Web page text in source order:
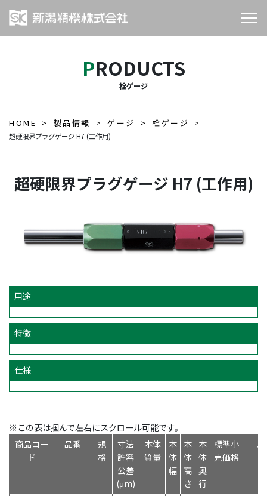
PRODUCTS
栓ゲージ
HOME 製品情報 ゲージ 栓ゲージ
超硬限界プラグゲージ H7 (工作用)
超硬限界プラグゲージ H7 (工作用)
用途
特徴
仕様
※この表は掴んで左右にスクロール可能です。
商品コー
ド
品番
規
格
寸法
許容
公差
(μm)
本体
質量
本
体
幅
本
体
高
さ
本
体
奥
行
標準小
売価格